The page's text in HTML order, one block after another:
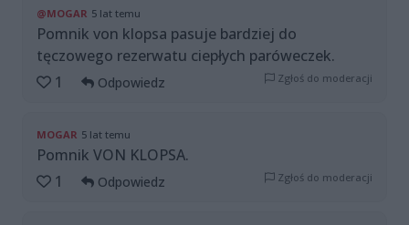
@MOGAR 5 lat temu
Pomnik von klopsa pasuje bardziej do
tęczowego rezerwatu ciepłych paróweczek.
1
Odpowiedz Zgłoś do moderacji
MOGAR 5 lat temu
Pomnik VON KLOPSA.
1
Odpowiedz Zgłoś do moderacji